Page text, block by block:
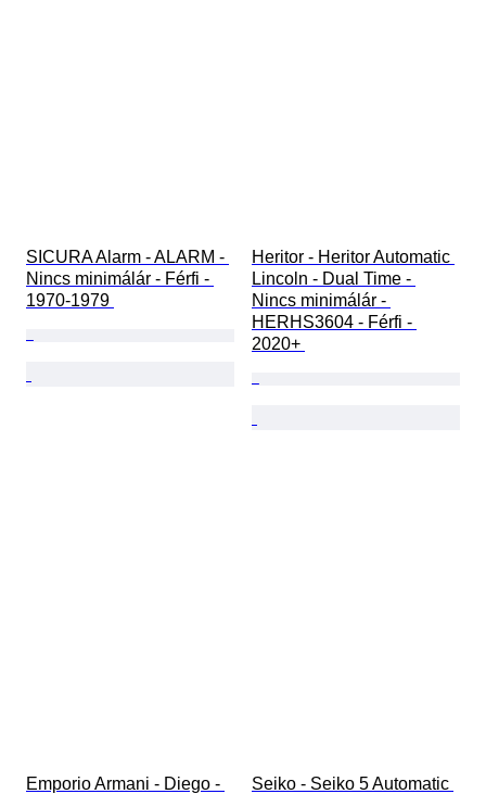
SICURA Alarm - ALARM -
Nincs minimálár - Férfi -
1970-1979
Heritor - Heritor Automatic
Lincoln - Dual Time -
Nincs minimálár -
HERHS3604 - Férfi -
2020+
Emporio Armani - Diego - Seiko - Seiko 5 Automatic